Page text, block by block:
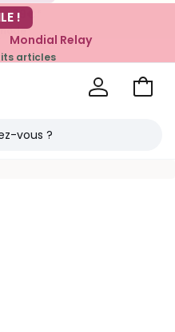
39€*
!
Mondial Relay
articles
Voir